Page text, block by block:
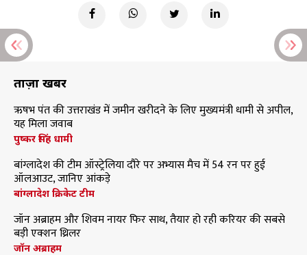
ताज़ा खबरें
ऋषभ पंत की उत्तराखंड में जमीन खरीदने के लिए मुख्यमंत्री धामी से अपील,
यह मिला जवाब
पुष्कर सिंह धामी
बांग्लादेश की टीम ऑस्ट्रेलिया दौरे पर अभ्यास मैच में 54 रन पर हुई
ऑलआउट, जानिए आंकड़े
बांग्लादेश क्रिकेट टीम
जॉन अब्राहम और शिवम नायर फिर साथ, तैयार हो रही करियर की सबसे
बड़ी एक्शन थ्रिलर
जॉन अब्राहम